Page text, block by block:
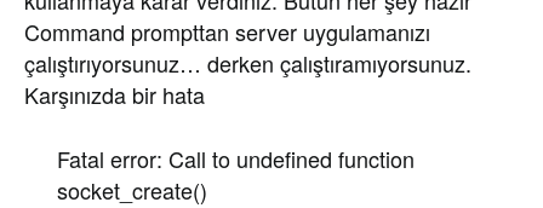
Command prompttan server uygulamanızı
çalıştırıyorsunuz… derken çalıştıramıyorsunuz.
Karşınızda bir hata
Fatal error: Call to undefined function
socket_create()